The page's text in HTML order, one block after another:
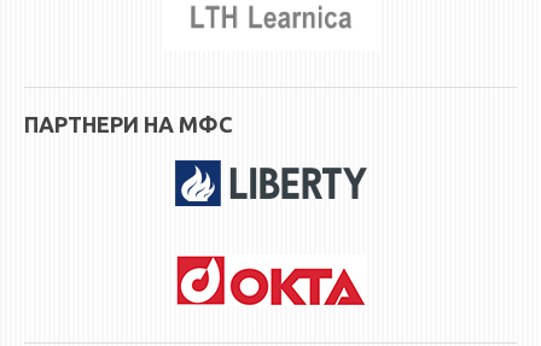
НАСТАВЕН КАДАР
ВОНРЕДНИ ПРОФ.
ПАРТНЕРИ НА МФС